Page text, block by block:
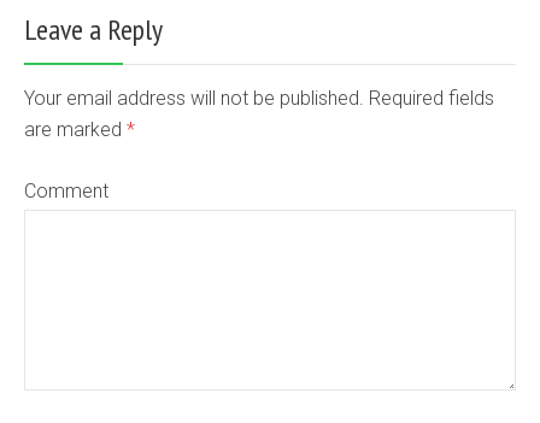
Leave a Reply
Your email address will not be published. Required fields
are marked *
Comment